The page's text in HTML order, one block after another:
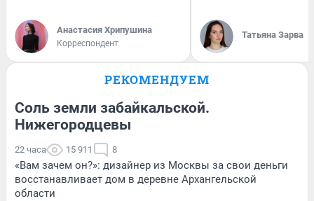
Анастасия Хрипушина
Корреспондент
Татьяна Зарва
РЕКОМЕНДУЕМ
Соль земли забайкальской.
Нижегородцевы
22 часа 15 911 8
«Вам зачем он?»: дизайнер из Москвы за свои деньги
восстанавливает дом в деревне Архангельской
области